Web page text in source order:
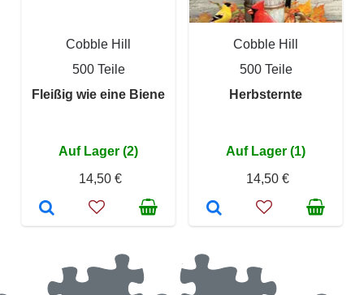
Cobble Hill
500 Teile
Fleißig wie eine Biene
Auf Lager (2)
14,50 €
Cobble Hill
500 Teile
Herbsternte
Auf Lager (1)
14,50 €